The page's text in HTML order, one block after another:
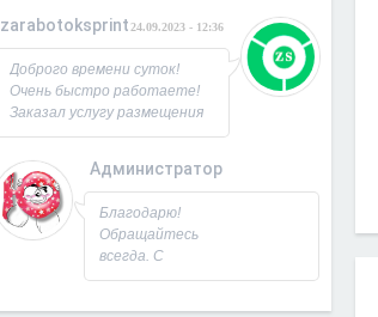
пользователям.
просим!
Заходите ещё. С
Уважением,
Юрий!
zarabotoksprint 24.09.2023 - 12:36
Доброго времени суток!
Очень быстро работаете!
Заказал услугу размещения
объявления на 60 досок, за
исполнили! Большое
спасибо!
Администратор
22.09.2023 - 09:19
Благодарю!
Обращайтесь
всегда. С
Уважением,